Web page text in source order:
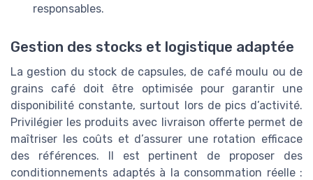
responsables.
Gestion des stocks et logistique adaptée
La gestion du stock de capsules, de café moulu ou de
grains café doit être optimisée pour garantir une
disponibilité constante, surtout lors de pics d’activité.
Privilégier les produits avec livraison offerte permet de
maîtriser les coûts et d’assurer une rotation efficace
des références. Il est pertinent de proposer des
conditionnements adaptés à la consommation réelle :